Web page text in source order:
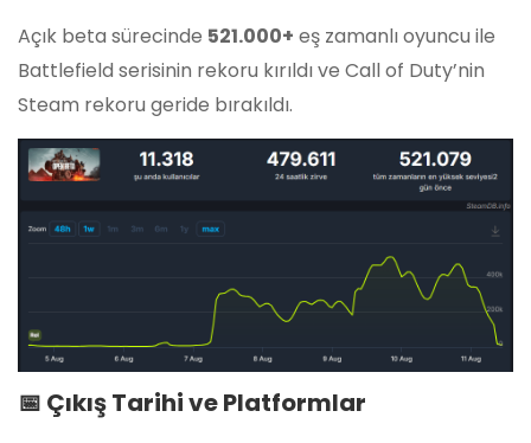
Açık beta sürecinde 521.000+ eş zamanlı oyuncu ile
Battlefield serisinin rekoru kırıldı ve Call of Duty’nin
Steam rekoru geride bırakıldı.
📅 Çıkış Tarihi ve Platformlar